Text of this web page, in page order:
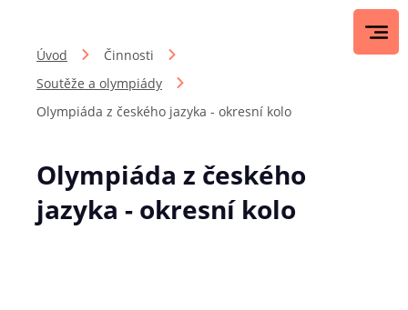
Úvod
Činnosti
Soutěže a olympiády
Olympiáda z českého jazyka - okresní kolo
Olympiáda z českého
jazyka - okresní kolo